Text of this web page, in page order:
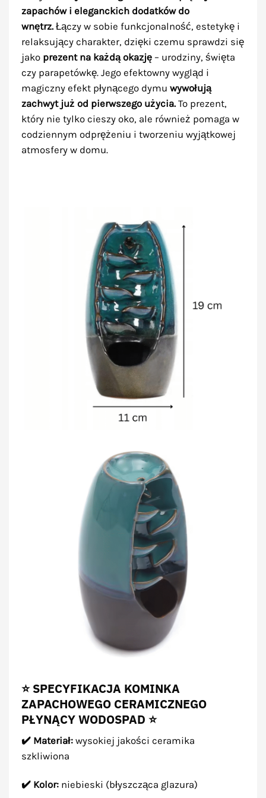
zapachów i eleganckich dodatków do
wnętrz.Łączy w sobie funkcjonalność, estetykę i
relaksujący charakter, dzięki czemu sprawdzi się
jako prezent na każdą okazję– urodziny, święta
czy parapetówkę. Jego efektowny wygląd i
magiczny efekt płynącego dymu wywołują
zachwyt już od pierwszego użycia.To prezent,
który nie tylko cieszy oko, ale również pomaga w
codziennym odprężeniu i tworzeniu wyjątkowej
atmosfery w domu.
⭐ SPECYFIKACJA KOMINKA
ZAPACHOWEGO CERAMICZNEGO
PŁYNĄCY WODOSPAD ⭐
✔️ Materiał:wysokiej jakości ceramika
szkliwiona
✔️ Kolor:niebieski (błyszcząca glazura)